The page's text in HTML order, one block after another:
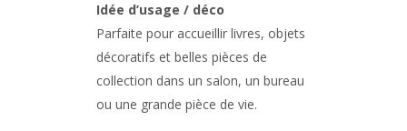
Idée d’usage / déco
Parfaite pour accueillir livres, objets
décoratifs et belles pièces de
collection dans un salon, un bureau
ou une grande pièce de vie.